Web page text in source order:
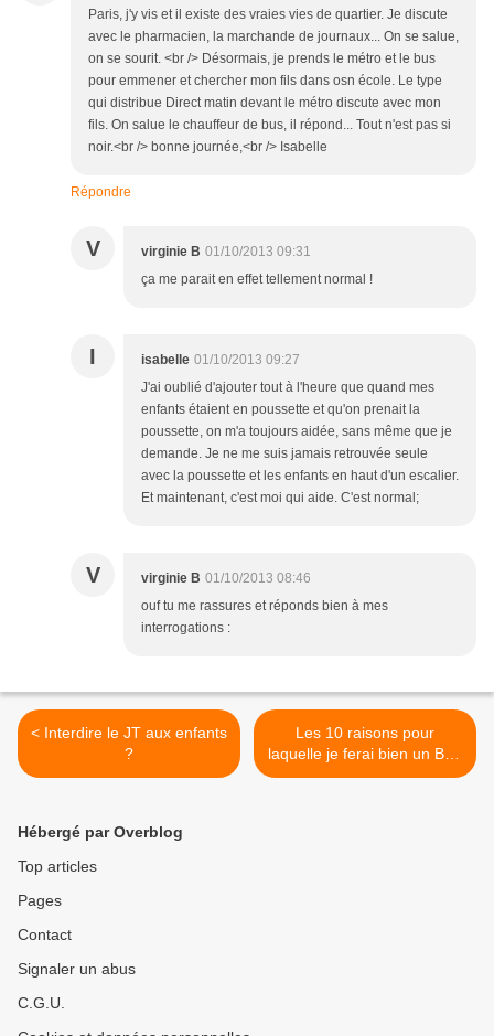
Paris, j'y vis et il existe des vraies vies de quartier. Je discute
avec le pharmacien, la marchande de journaux... On se salue,
on se sourit. <br /> Désormais, je prends le métro et le bus
pour emmener et chercher mon fils dans osn école. Le type
qui distribue Direct matin devant le métro discute avec mon
fils. On salue le chauffeur de bus, il répond... Tout n'est pas si
noir.<br /> bonne journée,<br /> Isabelle
Répondre
V virginie B 01/10/2013 09:31
ça me parait en effet tellement normal !
I isabelle 01/10/2013 09:27
J'ai oublié d'ajouter tout à l'heure que quand mes
enfants étaient en poussette et qu'on prenait la
poussette, on m'a toujours aidée, sans même que je
demande. Je ne me suis jamais retrouvée seule
avec la poussette et les enfants en haut d'un escalier.
Et maintenant, c'est moi qui aide. C'est normal;
V virginie B 01/10/2013 08:46
ouf tu me rassures et réponds bien à mes
interrogations :
< Interdire le JT aux enfants
?
Les 10 raisons pour
laquelle je ferai bien un BB4
>
Hébergé par Overblog
Top articles
Pages
Contact
Signaler un abus
C.G.U.